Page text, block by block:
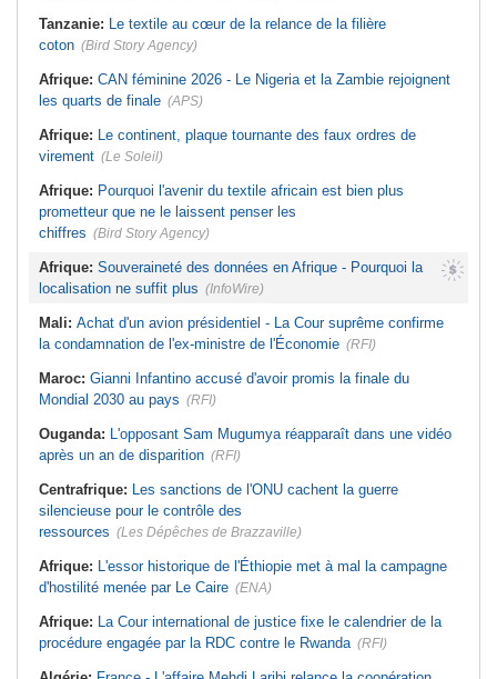
Tanzanie: Le textile au cœur de la relance de la filière
coton (Bird Story Agency)
Afrique: CAN féminine 2026 - Le Nigeria et la Zambie rejoignent
les quarts de finale (APS)
Afrique: Le continent, plaque tournante des faux ordres de
virement (Le Soleil)
Afrique: Pourquoi l'avenir du textile africain est bien plus
prometteur que ne le laissent penser les
chiffres (Bird Story Agency)
Afrique: Souveraineté des données en Afrique - Pourquoi la
localisation ne suffit plus (InfoWire)
Mali: Achat d'un avion présidentiel - La Cour suprême confirme
la condamnation de l'ex-ministre de l'Économie (RFI)
Maroc: Gianni Infantino accusé d'avoir promis la finale du
Mondial 2030 au pays (RFI)
Ouganda: L'opposant Sam Mugumya réapparaît dans une vidéo
après un an de disparition (RFI)
Centrafrique: Les sanctions de l'ONU cachent la guerre
silencieuse pour le contrôle des
ressources (Les Dépêches de Brazzaville)
Afrique: L'essor historique de l'Éthiopie met à mal la campagne
d'hostilité menée par Le Caire (ENA)
Afrique: La Cour international de justice fixe le calendrier de la
procédure engagée par la RDC contre le Rwanda (RFI)